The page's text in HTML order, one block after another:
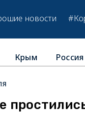
новости
Крым Россия